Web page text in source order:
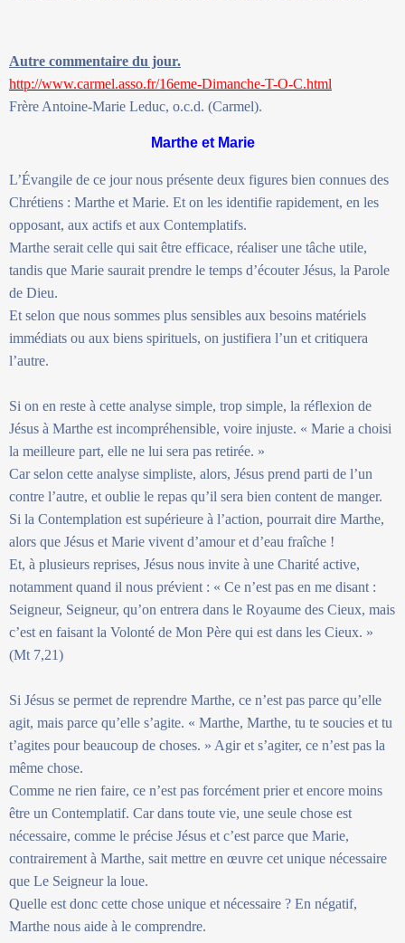
Autre commentaire du jour.
http://www.carmel.asso.fr/16eme-Dimanche-T-O-C.html
Frère Antoine-Marie Leduc, o.c.d. (Carmel).
Marthe et Marie
L’Évangile de ce jour nous présente deux figures bien connues des
Chrétiens : Marthe et Marie. Et on les identifie rapidement, en les
opposant, aux actifs et aux Contemplatifs.
Marthe serait celle qui sait être efficace, réaliser une tâche utile,
tandis que Marie saurait prendre le temps d’écouter Jésus, la Parole
de Dieu.
Et selon que nous sommes plus sensibles aux besoins matériels
immédiats ou aux biens spirituels, on justifiera l’un et critiquera
l’autre.
Si on en reste à cette analyse simple, trop simple, la réflexion de
Jésus à Marthe est incompréhensible, voire injuste. « Marie a choisi
la meilleure part, elle ne lui sera pas retirée. »
Car selon cette analyse simpliste, alors, Jésus prend parti de l’un
contre l’autre, et oublie le repas qu’il sera bien content de manger.
Si la Contemplation est supérieure à l’action, pourrait dire Marthe,
alors que Jésus et Marie vivent d’amour et d’eau fraîche !
Et, à plusieurs reprises, Jésus nous invite à une Charité active,
notamment quand il nous prévient : « Ce n’est pas en me disant :
Seigneur, Seigneur, qu’on entrera dans le Royaume des Cieux, mais
c’est en faisant la Volonté de Mon Père qui est dans les Cieux. »
(Mt 7,21)
Si Jésus se permet de reprendre Marthe, ce n’est pas parce qu’elle
agit, mais parce qu’elle s’agite. « Marthe, Marthe, tu te soucies et tu
t’agites pour beaucoup de choses. » Agir et s’agiter, ce n’est pas la
même chose.
Comme ne rien faire, ce n’est pas forcément prier et encore moins
être un Contemplatif. Car dans toute vie, une seule chose est
nécessaire, comme le précise Jésus et c’est parce que Marie,
contrairement à Marthe, sait mettre en œuvre cet unique nécessaire
que Le Seigneur la loue.
Quelle est donc cette chose unique et nécessaire ? En négatif,
Marthe nous aide à le comprendre.